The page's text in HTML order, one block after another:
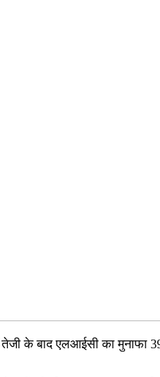
के बाद एलआईसी का मुनाफा